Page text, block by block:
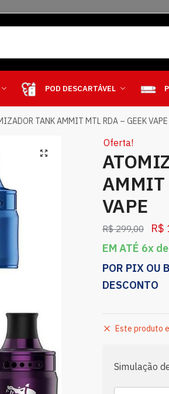
POD DESCARTÁVEL
TANK AMMIT MTL RDA – GEEK VAPE
Oferta!
AMMIT
VAPE
R$299,00 R$
EM ATÉ 6x de
POR PIX OU
DESCONTO
Este produto
Simulação